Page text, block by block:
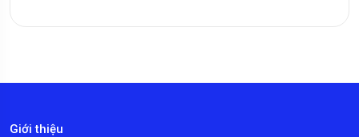
Giới thiệu